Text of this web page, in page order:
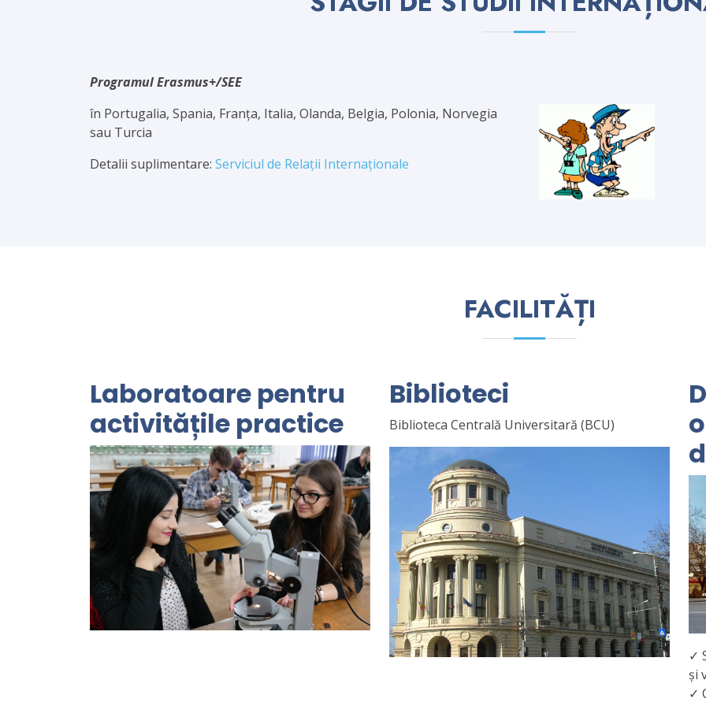
Programul Erasmus+/SEE
în Portugalia, Spania, Franța, Italia, Olanda, Belgia, Polonia, Norvegia
sau Turcia
Detalii suplimentare: Serviciul de Relații Internaționale
FACILITĂȚI
Laboratoare pentru
activitățile practice
Biblioteci
Biblioteca Centrală Universitară (BCU)
✓
și
✓